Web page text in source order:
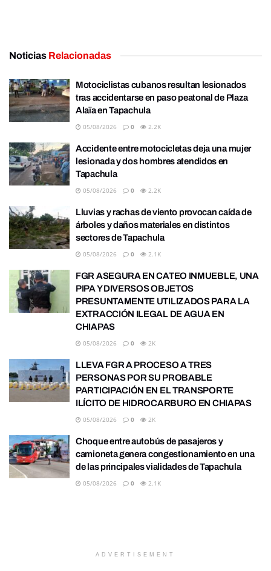
Noticias Relacionadas
Motociclistas cubanos resultan lesionados
tras accidentarse en paso peatonal de Plaza
Alaïa en Tapachula
05/08/2026 0 2.2K
Accidente entre motocicletas deja una mujer
lesionada y dos hombres atendidos en
Tapachula
05/08/2026 0 2.2K
Lluvias y rachas de viento provocan caída de
árboles y daños materiales en distintos
sectores de Tapachula
05/08/2026 0 2.1K
FGR ASEGURA EN CATEO INMUEBLE, UNA
PIPA Y DIVERSOS OBJETOS
PRESUNTAMENTE UTILIZADOS PARA LA
EXTRACCIÓN ILEGAL DE AGUA EN
CHIAPAS
05/08/2026 0 2K
LLEVA FGR A PROCESO A TRES
PERSONAS POR SU PROBABLE
PARTICIPACIÓN EN EL TRANSPORTE
ILÍCITO DE HIDROCARBURO EN CHIAPAS
05/08/2026 0 2K
Choque entre autobús de pasajeros y
camioneta genera congestionamiento en una
de las principales vialidades de Tapachula
05/08/2026 0 2.1K
ADVERTISEMENT